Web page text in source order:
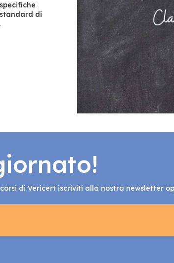
di
di Vericert iscriviti alla nostra newsletter